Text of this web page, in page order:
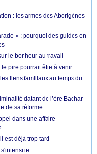
: les armes des Aborigènes
» : pourquoi des guides en
le bonheur au travail
pire pourrait être à venir
liens familiaux au temps du
datant de l’ère Bachar
de sa réforme
dans une affaire
est déjà trop tard